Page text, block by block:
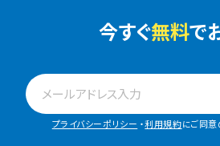
今すぐ無料で
プライバシーポリシー ・利用規約にご同